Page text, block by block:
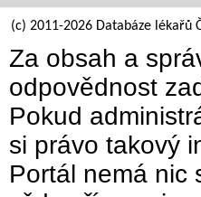
(c) 2011-2026 Databáze lékařů
Za obsah a
odpovědnost
Pokud
si právo takový
Portál nemá nic